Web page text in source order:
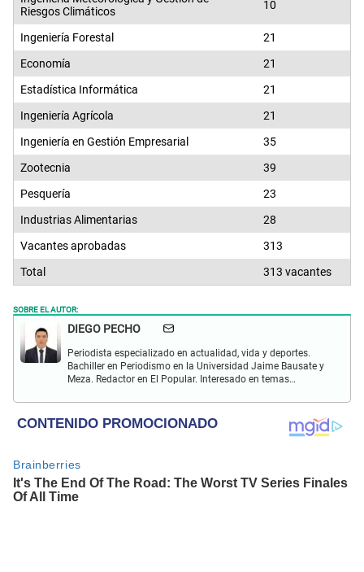
Riesgos Climáticos
10
Ingeniería Forestal
21
Economía
21
Estadística Informática
21
Ingeniería Agrícola
21
Ingeniería en Gestión Empresarial
35
Zootecnia
39
Pesquería
23
Industrias Alimentarias
28
Vacantes aprobadas
313
Total
313 vacantes
SOBRE EL AUTOR:
DIEGO PECHO
Periodista especializado en actualidad, vida y deportes.
Bachiller en Periodismo en la Universidad Jaime Bausate y
Meza. Redactor en El Popular. Interesado en temas
internacional, trucos caseros y educación.